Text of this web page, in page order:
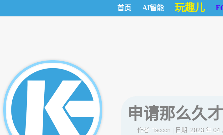
首页 AI智能 玩趣儿
申请那么久
作者: Tscccn | 日期: 2023 年